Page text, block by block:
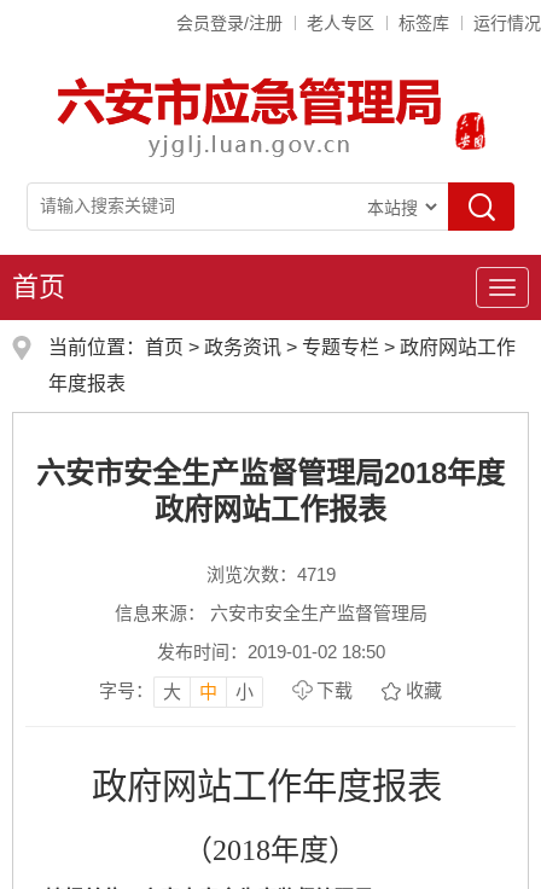
会员登录/注册 老人专区 标签库 运行情况
首页
导
航
当前位置： 首页 > 政务资讯 > 专题专栏 > 政府网站工作
年度报表
六安市安全生产监督管理局2018年度
政府网站工作报表
浏览次数： 4719
信息来源： 六安市安全生产监督管理局
发布时间：2019-01-02 18:50
字号：
大 中 小 下载 收藏
政府网站工作年度报表
（2018年度）